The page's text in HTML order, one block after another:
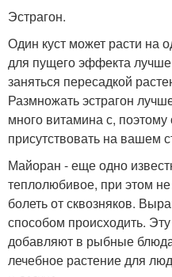
Эстрагон.
Один куст может расти на
для пущего эффекта
заняться пересадкой
Размножать эстрагон
много витамина с,
присутствовать на вашем
Майоран - еще одно
теплолюбивое, при этом
болеть от сквозняков.
способом происходить.
добавляют в рыбные
лечебное растение для